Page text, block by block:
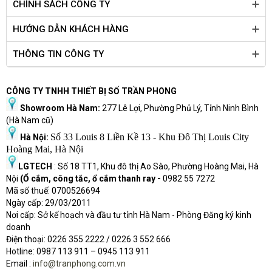
Unique
Feature
- ASRock Instant Flash
- ASRock APP Charger
- ASRock XFast USB
- ASRock XFast LAN
- ASRock XFast RAM
- ASRock Crashless BIOS
- ASRock OMG (Online Management Guard)
- ASRock System Browser
- ASRock UEFI Tech Service
- ASRock Dehumidifier
- ASRock Easy Driver Installer
- ASRock Interactive UEFI
- ASRock Fast Boot
- ASRock USB Key
- ASRock FAN-Tastic Tuning
CHÍNH SÁCH CÔNG TY
HƯỚNG DẪN KHÁCH HÀNG
THÔNG TIN CÔNG TY
CÔNG TY TNHH THIẾT BỊ SỐ TRẦN PHONG
Showroom Hà Nam: 277 Lê Lợi, Phường Phủ Lý, Tỉnh Ninh Bình
(Hà Nam cũ)
Hà Nội: Số 33 Louis 8 Liền Kề 13 - Khu Đô Thị Louis City
Hoàng Mai, Hà Nội
LGTECH : Số 18 TT1, Khu đô thị Ao Sào, Phường Hoàng Mai, Hà
Nội (Ổ cắm, công tắc, ổ cắm thanh ray - 0982 55 7272
Mã số thuế: 0700526694
Ngày cấp: 29/03/2011
Nơi cấp: Sở kế hoạch và đầu tư tỉnh Hà Nam - Phòng Đăng ký kinh
doanh
Điện thoại: 0226 355 2222 / 0226 3 552 666
Hotine: 0987 113 911 – 0945 113 911
Email : info@tranphong.com.vn